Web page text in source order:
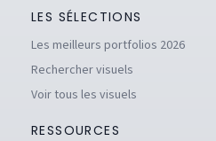
LES SÉLECTIONS
Les meilleurs portfolios 2026
Rechercher visuels
Voir tous les visuels
RESSOURCES